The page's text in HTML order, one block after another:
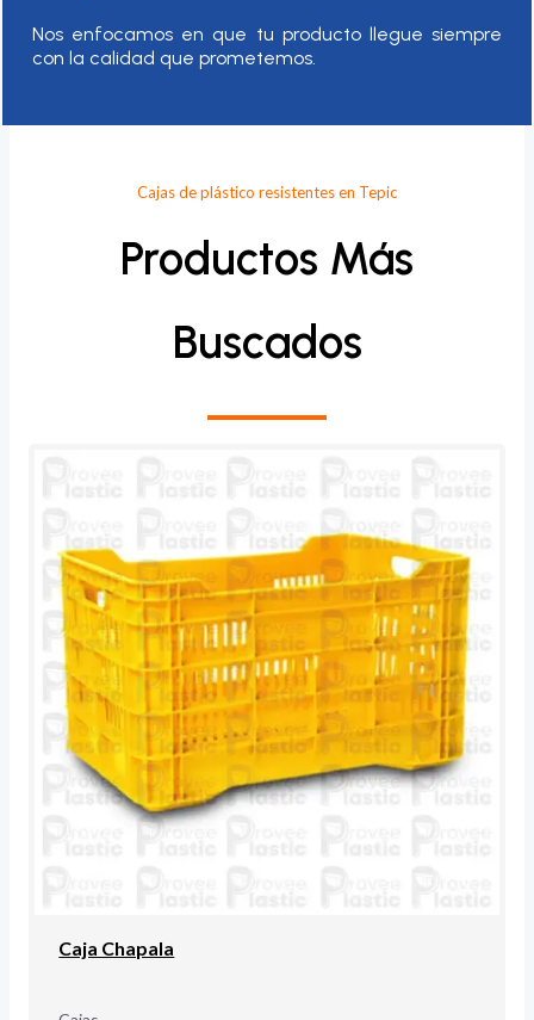
Nos enfocamos en que tu producto llegue siempre
con la calidad que prometemos.
Cajas de plástico resistentes en Tepic
Productos Más
Buscados
Caja Chapala